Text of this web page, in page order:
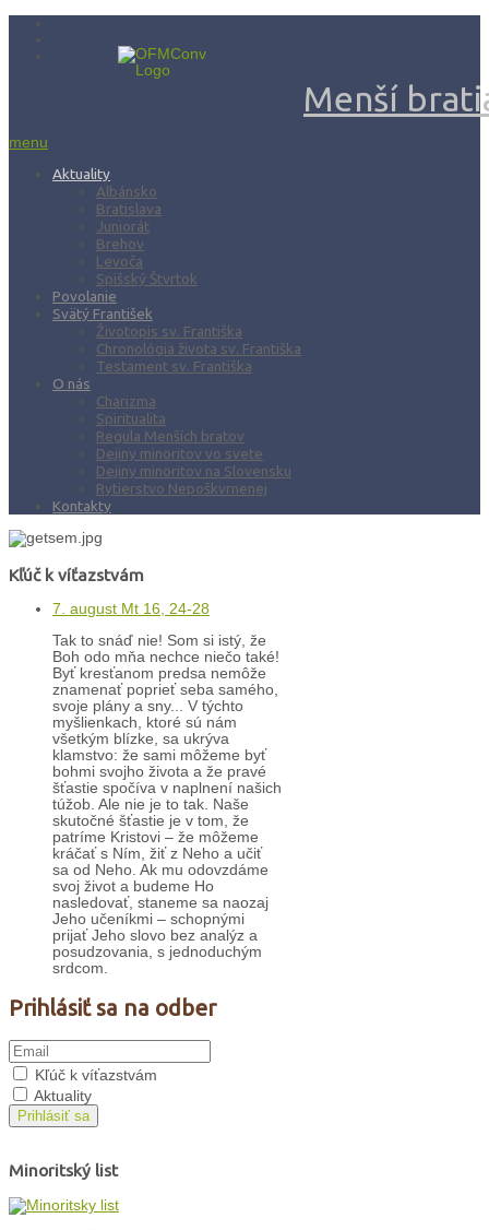
Menší
menu
Aktuality
Albánsko
Bratislava
Juniorát
Brehov
Levoča
Spišský Štvrtok
Povolanie
Svätý František
Životopis sv. Františka
Chronológia života sv. Františka
Testament sv. Františka
O nás
Charizma
Spiritualita
Regula Menších bratov
Dejiny minoritov vo svete
Dejiny minoritov na Slovensku
Rytierstvo Nepoškvrnenej
Kontakty
Kľúč k víťazstvám
7. august Mt 16, 24-28
Tak to snáď nie! Som si istý, že
Boh odo mňa nechce niečo také!
Byť kresťanom predsa nemôže
znamenať poprieť seba samého,
svoje plány a sny... V týchto
myšlienkach, ktoré sú nám
všetkým blízke, sa ukrýva
klamstvo: že sami môžeme byť
bohmi svojho života a že pravé
šťastie spočíva v naplnení našich
túžob. Ale nie je to tak. Naše
skutočné šťastie je v tom, že
patríme Kristovi – že môžeme
kráčať s Ním, žiť z Neho a učiť
sa od Neho. Ak mu odovzdáme
svoj život a budeme Ho
nasledovať, staneme sa naozaj
Jeho učeníkmi – schopnými
prijať Jeho slovo bez analýz a
posudzovania, s jednoduchým
srdcom.
Prihlásiť sa na odber
Kľúč k víťazstvám
Aktuality
Prihlásiť sa
Minoritský list